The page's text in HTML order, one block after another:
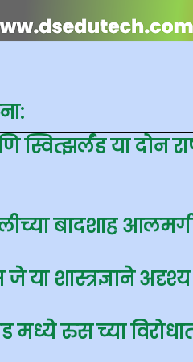
स्वित्झर्लंड या दोन
बादशाह
या शास्त्रज्ञाने
मध्ये रुस च्या